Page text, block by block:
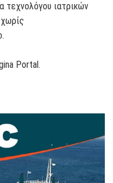
τεχνολόγου ιατρικών
Portal.